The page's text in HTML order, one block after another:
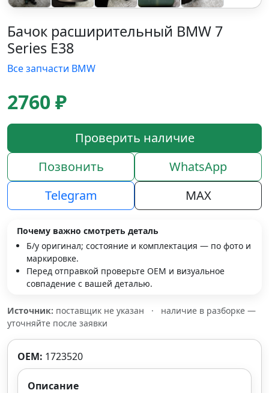
Бачок расширительный BMW 7
Series E38
Все запчасти BMW
2760 ₽
Проверить наличие
Позвонить
WhatsApp
Telegram
MAX
Почему важно смотреть деталь
Б/у оригинал; состояние и комплектация — по фото и
маркировке.
Перед отправкой проверьте OEM и визуальное
совпадение с вашей деталью.
Источник: поставщик не указан ·
наличие в разборке —
уточняйте после заявки
OEM: 1723520
Описание